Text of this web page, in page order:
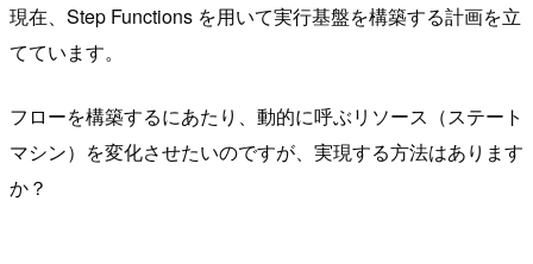
現在、Step Functions を用いて実行基盤を構築する計画を立
てています。
フローを構築するにあたり、動的に呼ぶリソース（ステート
マシン）を変化させたいのですが、実現する方法はあります
か？